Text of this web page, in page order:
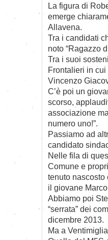
La figura di
emerge
Allavena.
Tra i candidati
noto “Ragazzo
Tra i suoi
Frontalieri in
Vincenzo
C’è poi un
scorso,
associazione
numero uno!”.
Passiamo ad
candidato
Nelle fila di
Comune e
tenuto
il giovane
Abbiamo poi
“serrata” dei
dicembre 2013.
Ma a